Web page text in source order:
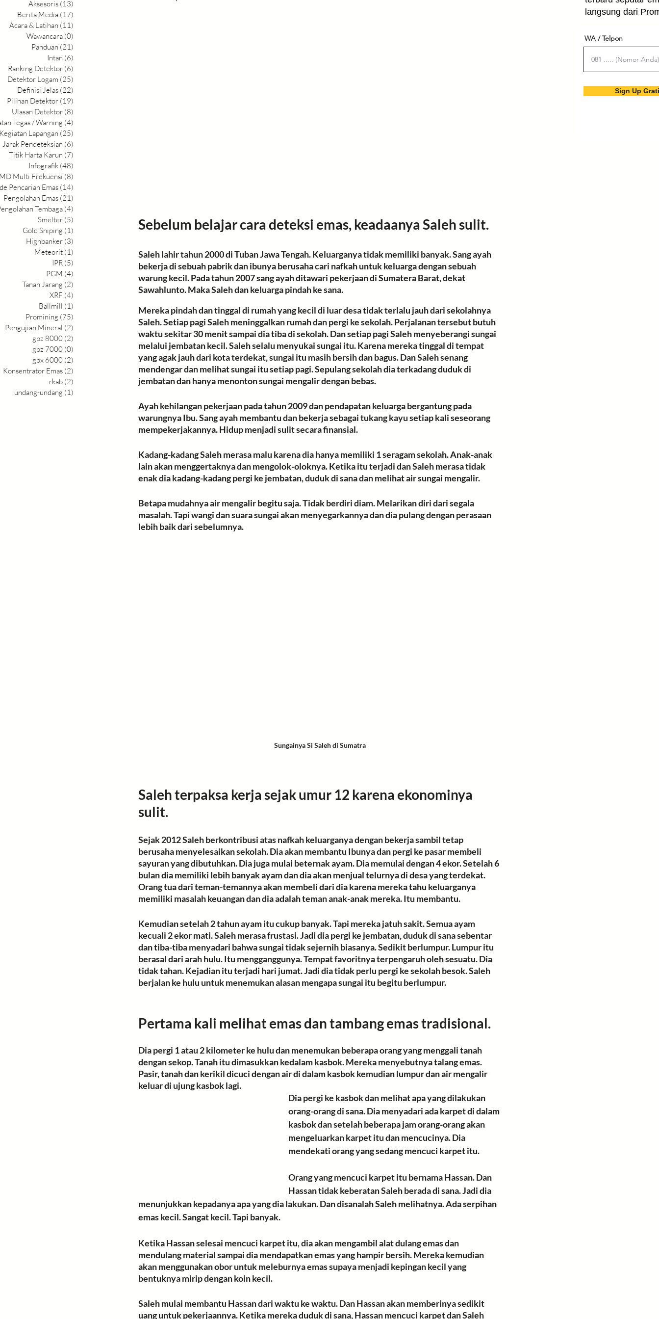
Aksesoris (13)
Berita Media (17)
Acara & Latihan (11)
Wawancara (0)
Panduan (21)
Intan (6)
Ranking Detektor (6)
Detektor Logam (25)
Definisi Jelas (22)
Pilihan Detektor (19)
Ulasan Detektor (8)
Tegas / Warning (4)
Lapangan (25)
Jarak Pendeteksian (6)
Titik Harta Karun (7)
Infografik (48)
Multi Frekuensi (8)
Pencarian Emas (14)
Pengolahan Emas (21)
Tembaga (4)
Smelter (5)
Gold Sniping (1)
Highbanker (3)
Meteorit (1)
IPR (5)
PGM (4)
Tanah Jarang (2)
XRF (4)
Ballmill (1)
Promining (75)
Pengujian Mineral (2)
gpz 8000 (2)
gpz 7000 (0)
gpx 6000 (2)
Konsentrator Emas (2)
rkab (2)
undang-undang (1)
Sebelum belajar cara deteksi emas, keadaanya Saleh sulit.
Saleh lahir tahun 2000 di Tuban Jawa Tengah. Keluarganya tidak memiliki banyak. Sang ayah
bekerja di sebuah pabrik dan ibunya berusaha cari nafkah untuk keluarga dengan sebuah
warung kecil. Pada tahun 2007 sang ayah ditawari pekerjaan di Sumatera Barat, dekat
Sawahlunto. Maka Saleh dan keluarga pindah ke sana.
Mereka pindah dan tinggal di rumah yang kecil di luar desa tidak terlalu jauh dari sekolahnya
Saleh. Setiap pagi Saleh meninggalkan rumah dan pergi ke sekolah. Perjalanan tersebut butuh
waktu sekitar 30 menit sampai dia tiba di sekolah. Dan setiap pagi Saleh menyeberangi sungai
melalui jembatan kecil. Saleh selalu menyukai sungai itu. Karena mereka tinggal di tempat
yang agak jauh dari kota terdekat, sungai itu masih bersih dan bagus. Dan Saleh senang
mendengar dan melihat sungai itu setiap pagi. Sepulang sekolah dia terkadang duduk di
jembatan dan hanya menonton sungai mengalir dengan bebas.
Ayah kehilangan pekerjaan pada tahun 2009 dan pendapatan keluarga bergantung pada
warungnya Ibu. Sang ayah membantu dan bekerja sebagai tukang kayu setiap kali seseorang
mempekerjakannya. Hidup menjadi sulit secara finansial.
Kadang-kadang Saleh merasa malu karena dia hanya memiliki 1 seragam sekolah. Anak-anak
lain akan menggertaknya dan mengolok-oloknya. Ketika itu terjadi dan Saleh merasa tidak
enak dia kadang-kadang pergi ke jembatan, duduk di sana dan melihat air sungai mengalir.
Betapa mudahnya air mengalir begitu saja. Tidak berdiri diam. Melarikan diri dari segala
masalah. Tapi wangi dan suara sungai akan menyegarkannya dan dia pulang dengan perasaan
lebih baik dari sebelumnya.
Sungainya Si Saleh di Sumatra
Saleh terpaksa kerja sejak umur 12 karena ekonominya
sulit.
Sejak 2012 Saleh berkontribusi atas nafkah keluarganya dengan bekerja sambil tetap
berusaha menyelesaikan sekolah. Dia akan membantu Ibunya dan pergi ke pasar membeli
sayuran yang dibutuhkan. Dia juga mulai beternak ayam. Dia memulai dengan 4 ekor. Setelah 6
bulan dia memiliki lebih banyak ayam dan dia akan menjual telurnya di desa yang terdekat.
Orang tua dari teman-temannya akan membeli dari dia karena mereka tahu keluarganya
memiliki masalah keuangan dan dia adalah teman anak-anak mereka. Itu membantu.
Kemudian setelah 2 tahun ayam itu cukup banyak. Tapi mereka jatuh sakit. Semua ayam
kecuali 2 ekor mati. Saleh merasa frustasi. Jadi dia pergi ke jembatan, duduk di sana sebentar
dan tiba-tiba menyadari bahwa sungai tidak sejernih biasanya. Sedikit berlumpur. Lumpur itu
berasal dari arah hulu. Itu mengganggunya. Tempat favoritnya terpengaruh oleh sesuatu. Dia
tidak tahan. Kejadian itu terjadi hari jumat. Jadi dia tidak perlu pergi ke sekolah besok. Saleh
berjalan ke hulu untuk menemukan alasan mengapa sungai itu begitu berlumpur.
Pertama kali melihat emas dan tambang emas tradisional.
Dia pergi 1 atau 2 kilometer ke hulu dan menemukan beberapa orang yang menggali tanah
dengan sekop. Tanah itu dimasukkan kedalam kasbok. Mereka menyebutnya talang emas.
Pasir, tanah dan kerikil dicuci dengan air di dalam kasbok kemudian lumpur dan air mengalir
keluar di ujung kasbok lagi.
Dia pergi ke kasbok dan melihat apa yang dilakukan
orang-orang di sana. Dia menyadari ada karpet di dalam
kasbok dan setelah beberapa jam orang-orang akan
mengeluarkan karpet itu dan mencucinya. Dia
mendekati orang yang sedang mencuci karpet itu.
Orang yang mencuci karpet itu bernama Hassan. Dan
Hassan tidak keberatan Saleh berada di sana. Jadi dia
menunjukkan kepadanya apa yang dia lakukan. Dan disanalah Saleh melihatnya. Ada serpihan
emas kecil. Sangat kecil. Tapi banyak.
Ketika Hassan selesai mencuci karpet itu, dia akan mengambilalat dulang emas dan
mendulang material sampai dia mendapatkan emas yang hampir bersih. Mereka kemudian
akan menggunakan obor untuk meleburnya emas supaya menjadi kepingan kecil yang
bentuknya mirip dengan koin kecil.
Saleh mulai membantu Hassan dari waktu ke waktu. Dan Hassan akan memberinya sedikit
uang untuk pekerjaannya. Ketika mereka duduk di sana, Hassan mencuci karpet dan Saleh
langsung dari
WA / Telpon
Sign Up